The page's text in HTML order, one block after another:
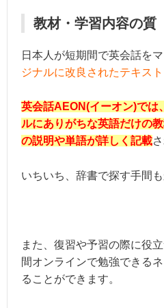
教材・学習内容の質
日本人が短期間で英会話を
ジナルに改良されたテキスト
英会話AEON(イーオン)では
ルにありがちな英語だけの
の説明や単語が詳しく記載
いちいち、辞書で探す手間も
また、復習や予習の際に役
間オンラインで勉強できる
ることができます。